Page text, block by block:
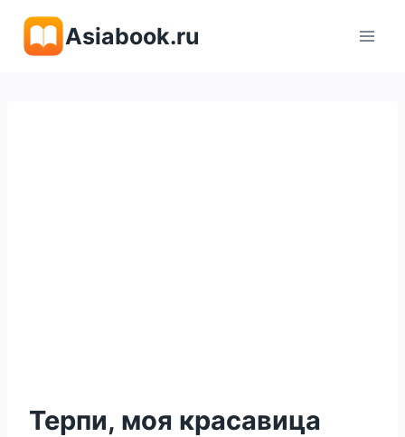
содержимому
Asiabook.ru
Терпи, моя красавица